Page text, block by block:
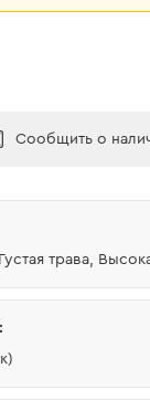
Сообщить о
трава,